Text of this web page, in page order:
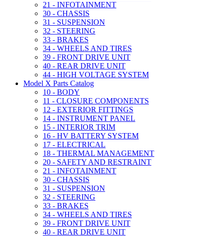
21 - INFOTAINMENT
30 - CHASSIS
31 - SUSPENSION
32 - STEERING
33 - BRAKES
34 - WHEELS AND TIRES
39 - FRONT DRIVE UNIT
40 - REAR DRIVE UNIT
44 - HIGH VOLTAGE SYSTEM
Model X Parts Catalog
10 - BODY
11 - CLOSURE COMPONENTS
12 - EXTERIOR FITTINGS
14 - INSTRUMENT PANEL
15 - INTERIOR TRIM
16 - HV BATTERY SYSTEM
17 - ELECTRICAL
18 - THERMAL MANAGEMENT
20 - SAFETY AND RESTRAINT
21 - INFOTAINMENT
30 - CHASSIS
31 - SUSPENSION
32 - STEERING
33 - BRAKES
34 - WHEELS AND TIRES
39 - FRONT DRIVE UNIT
40 - REAR DRIVE UNIT